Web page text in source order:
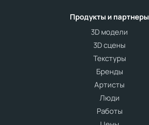
Продукты и партнеры
3D модели
3D сцены
Текстуры
Бренды
Артисты
Люди
Работы